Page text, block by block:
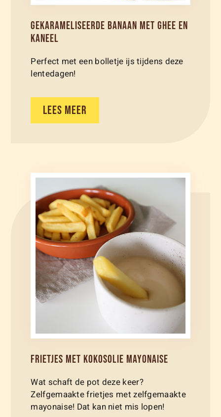
GEKARAMELISEERDE BANAAN MET GHEE EN
KANEEL
Perfect met een bolletje ijs tijdens deze
lentedagen!
LEES MEER
FRIETJES MET KOKOSOLIE MAYONAISE
Wat schaft de pot deze keer?
Zelfgemaakte frietjes met zelfgemaakte
mayonaise! Dat kan niet mis lopen!